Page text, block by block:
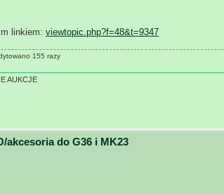
linkiem: viewtopic.php?f=48&t=9347
155 razy
AUKCJE
akcesoria do G36 i MK23